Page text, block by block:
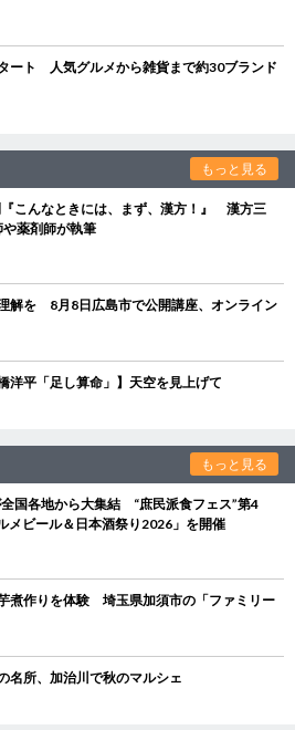
ート 人気グルメから雑貨まで約30ブランド
もっと見る
こんなときには、まず、漢方！』 漢方三
薬剤師が執筆
解を 8月8日広島市で公開講座、オンライン
洋平「足し算命」】天空を見上げて
もっと見る
国各地から大集結 “庶民派食フェス”第4
メビール＆日本酒祭り2026」を開催
煮作りを体験 埼玉県加須市の「ファミリー
名所、加治川で秋のマルシェ